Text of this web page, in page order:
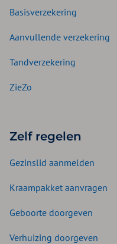
Basisverzekering
Aanvullende verzekering
Tandverzekering
ZieZo
Zelf regelen
Gezinslid aanmelden
Kraampakket aanvragen
Geboorte doorgeven
Verhuizing doorgeven